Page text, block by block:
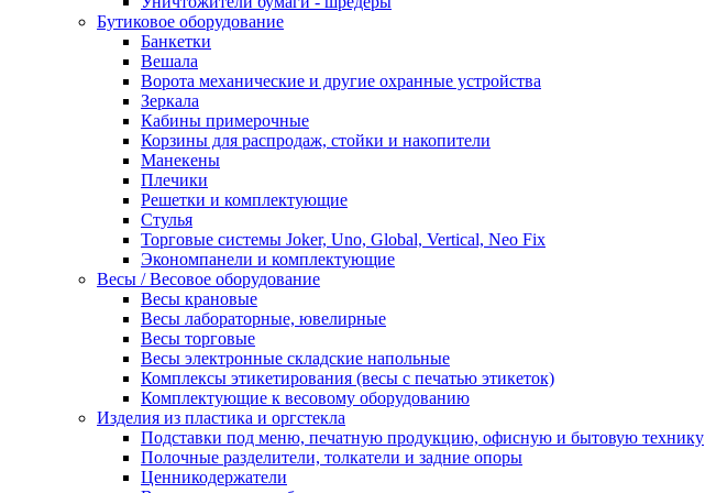
Бутиковое оборудование
Банкетки
Вешала
Ворота механические и другие охранные устройства
Зеркала
Кабины примерочные
Корзины для распродаж, стойки и накопители
Манекены
Плечики
Решетки и комплектующие
Стулья
Торговые системы Joker, Uno, Global, Vertical, Neo Fix
Экономпанели и комплектующие
Весы / Весовое оборудование
Весы крановые
Весы лабораторные, ювелирные
Весы торговые
Весы электронные складские напольные
Комплексы этикетирования (весы с печатью этикеток)
Комплектующие к весовому оборудованию
Изделия из пластика и оргстекла
Подставки под меню, печатную продукцию, офисную и бытовую технику
Полочные разделители, толкатели и задние опоры
Ценникодержатели